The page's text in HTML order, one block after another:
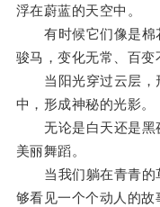
浮在蔚蓝的天空中。
有时候它们像是棉
骏马，变化无常、百变
当阳光穿过云层，
中，形成神秘的光影。
无论是白天还是黑
美丽舞蹈。
当我们躺在青青的
够看见一个个动人的